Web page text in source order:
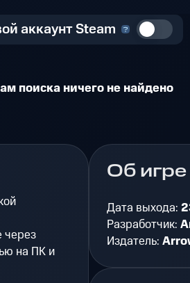
аккаунт Steam
поиска ничего не найдено
через
на ПК и
Об игре
Дата выхода:
Разработчик:
Издатель: